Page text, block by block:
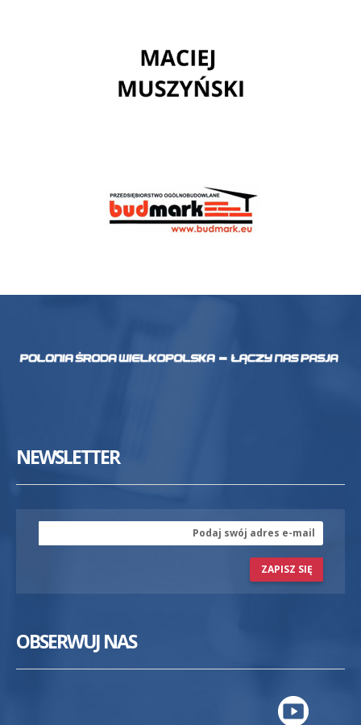
NEWSLETTER
ZAPISZ SIĘ
OBSERWUJ NAS